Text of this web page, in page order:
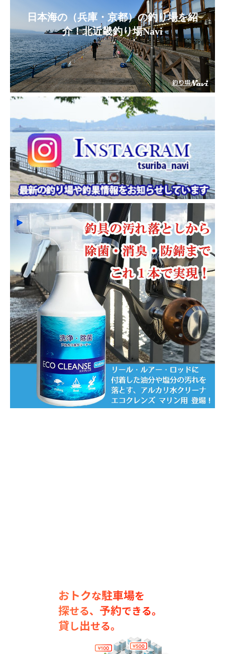
日本海の（兵庫・京都）の釣り場を紹
介！北近畿釣り場Navi